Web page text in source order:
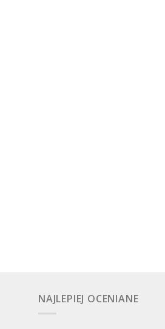
NAJLEPIEJ OCENIANE